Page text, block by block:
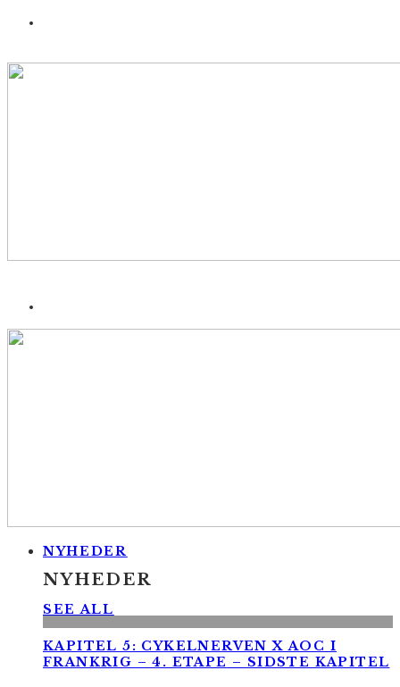
NYHEDER
NYHEDER
SEE ALL
KAPITEL 5: CYKELNERVEN X AOC I
FRANKRIG – 4. ETAPE – SIDSTE KAPITEL